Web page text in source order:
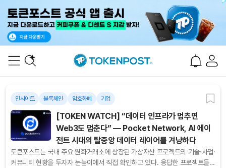
인사이트 블록체인 암호화폐 기업
[TOKEN WATCH] “데이터 인프라가 멈추면
Web3도 멈춘다” — Pocket Network, AI 에이
전트 시대의 탈중앙 데이터 레이어를 겨냥하다
토큰포스트는 국내 주요 원화거래소에 상장된 가상자산 프로젝트의 기술·사업·
커뮤니티 현황을 투자자 눈높이에서 직접 확인하고 있다. 응답한 프로젝트들의